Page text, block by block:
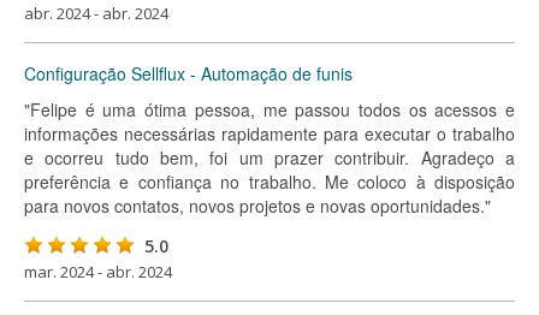
abr. 2024 - abr. 2024
Configuração Sellflux - Automação de funis
"Felipe é uma ótima pessoa, me passou todos os acessos e
informações necessárias rapidamente para executar o trabalho
e ocorreu tudo bem, foi um prazer contribuir. Agradeço a
preferência e confiança no trabalho. Me coloco à disposição
para novos contatos, novos projetos e novas oportunidades."
5.0
mar. 2024 - abr. 2024